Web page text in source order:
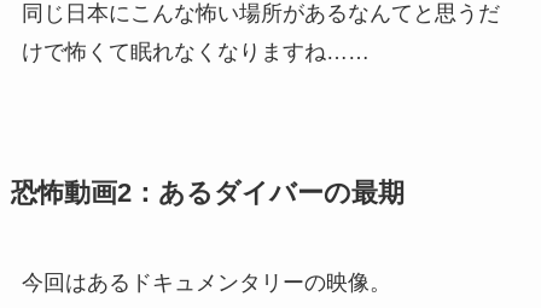
同じ日本にこんな怖い場所があるなんてと思うだ
けで怖くて眠れなくなりますね……
恐怖動画2：あるダイバーの最期
今回はあるドキュメンタリーの映像。